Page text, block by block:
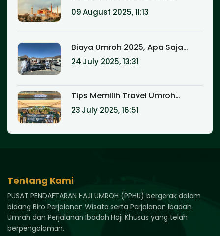
Sekaligus Wisata Halal yang Tak
Terlupakan
09 August 2025, 11:13
Biaya Umroh 2025, Apa Saja
yang Termasuk?
24 July 2025, 13:31
Tips Memilih Travel Umroh
Terpercaya Agar Ibadah Lebih
Tenang
23 July 2025, 16:51
Tentang Kami
PUSAT PENDAFTARAN HAJI UMROH (PPHU) bergerak dalam
bidang Biro Perjalanan Wisata serta Perjalanan Ibadah
Umrah dan Perjalanan Ibadah Haji Khusus yang telah
berpengalaman.